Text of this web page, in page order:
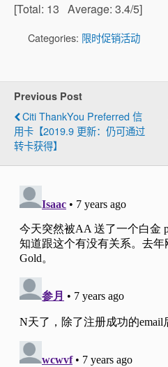
[Total: 13 Average: 3.4/5]
Categories: 限时促销活动
Previous Post
Citi ThankYou Preferred 信
用卡【2019.9 更新：仍可通过
转卡获得】